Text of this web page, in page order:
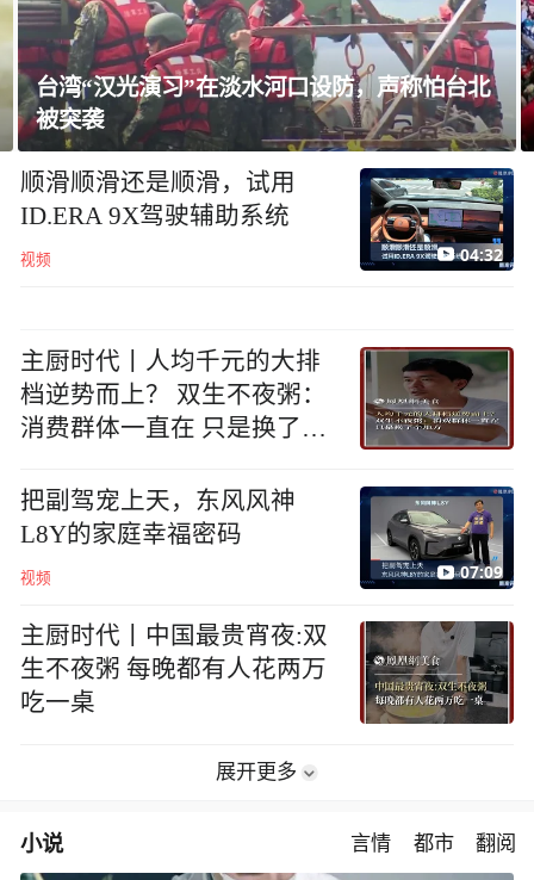
美国教授：共和党中期选举本是逆风局，没想
到对手烂成“神助攻”
顺滑顺滑还是顺滑，试用
ID.ERA 9X驾驶辅助系统
视频 04:32
主厨时代丨人均千元的大排
档逆势而上？ 双生不夜粥：
消费群体一直在 只是换了个
把副驾宠上天，东风风神
L8Y的家庭幸福密码
视频 07:09
主厨时代丨中国最贵宵夜:双
生不夜粥 每晚都有人花两万
吃一桌
展开更多
小说 言情 都市 翻阅